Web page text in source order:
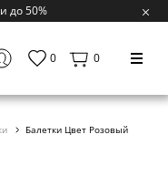
до 50%
0 0
Балетки Цвет Розовый